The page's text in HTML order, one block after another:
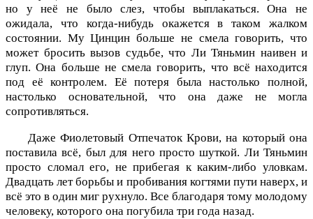
но у неё не было слез, чтобы выплакаться. Она не
ожидала, что когда-нибудь окажется в таком жалком
состоянии. Му Цинцин больше не смела говорить, что
может бросить вызов судьбе, что Ли Тяньмин наивен и
глуп. Она больше не смела говорить, что всё находится
под её контролем. Её потеря была настолько полной,
настолько основательной, что она даже не могла
сопротивляться.
Даже Фиолетовый Отпечаток Крови, на который она
поставила всё, был для него просто шуткой. Ли Тяньмин
просто сломал его, не прибегая к каким-либо уловкам.
Двадцать лет борьбы и пробивания когтями пути наверх, и
всё это в один миг рухнуло. Все благодаря тому молодому
человеку, которого она погубила три года назад.